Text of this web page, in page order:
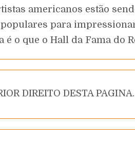
americanos estão
para
o que o Hall da Fama do
DIREITO DESTA PAGINA.